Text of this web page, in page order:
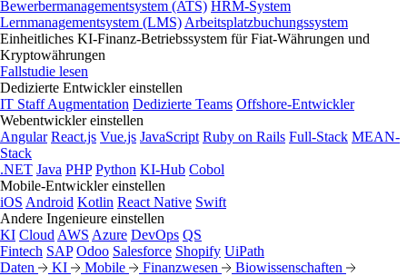
Bewerbermanagementsystem (ATS) HRM-System
Lernmanagementsystem (LMS) Arbeitsplatzbuchungssystem
Einheitliches KI-Finanz-Betriebssystem für Fiat-Währungen und
Kryptowährungen
Fallstudie lesen
Dedizierte Entwickler einstellen
IT Staff Augmentation Dedizierte Teams Offshore-Entwickler
Webentwickler einstellen
Angular React.js Vue.js JavaScript Ruby on Rails Full-Stack MEAN-
Stack
.NET Java PHP Python KI-Hub Cobol
Mobile-Entwickler einstellen
iOS Android Kotlin React Native Swift
Andere Ingenieure einstellen
KI Cloud AWS Azure DevOps QS
Fintech SAP Odoo Salesforce Shopify UiPath
Daten
KI Mobile Finanzwesen Biowissenschaften